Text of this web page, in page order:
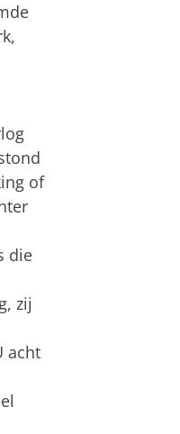
of
die
zij
acht